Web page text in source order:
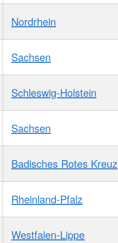
Nordrhein
Sachsen
Schleswig-Holstein
Sachsen
Badisches Rotes Kreuz
Rheinland-Pfalz
Westfalen-Lippe